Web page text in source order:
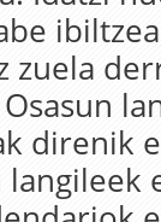
zuela
direnik
langileek